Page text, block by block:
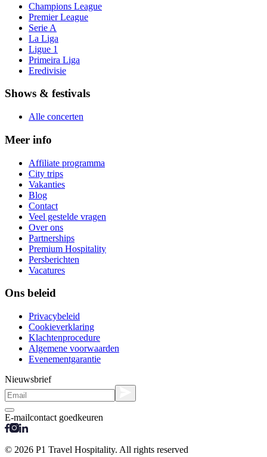
Champions League
Premier League
Serie A
La Liga
Ligue 1
Primeira Liga
Eredivisie
Shows & festivals
Alle concerten
Meer info
Affiliate programma
City trips
Vakanties
Blog
Contact
Veel gestelde vragen
Over ons
Partnerships
Premium Hospitality
Persberichten
Vacatures
Ons beleid
Privacybeleid
Cookieverklaring
Klachtenprocedure
Algemene voorwaarden
Evenementgarantie
Nieuwsbrief
E-mailcontact goedkeuren
© 2026 P1 Travel Hospitality. All rights reserved